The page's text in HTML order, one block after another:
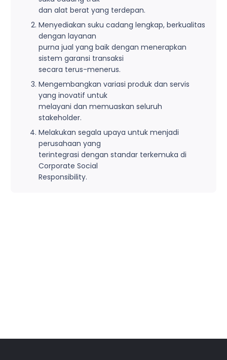
dan alat berat yang terdepan.
Menyediakan suku cadang lengkap, berkualitas
dengan layanan
purna jual yang baik dengan menerapkan
sistem garansi transaksi
secara terus-menerus.
Mengembangkan variasi produk dan servis
yang inovatif untuk
melayani dan memuaskan seluruh
stakeholder.
Melakukan segala upaya untuk menjadi
perusahaan yang
terintegrasi dengan standar terkemuka di
Corporate Social
Responsibility.